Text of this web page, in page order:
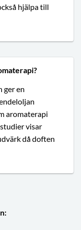
hjälpa till
ger en
aromaterapi
visar
då doften